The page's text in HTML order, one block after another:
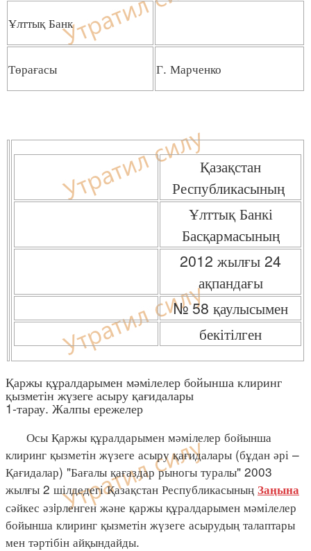
Ұлттық Банк
Төрағасы Г. Марченко
Қазақстан
Республикасының
Ұлттық Банкі
Басқармасының
2012 жылғы 24
ақпандағы
№ 58 қаулысымен
бекітілген
Қаржы құралдарымен мәмілелер бойынша клиринг
қызметін жүзеге асыру қағидалары
1-тарау. Жалпы ережелер
Осы Қаржы құралдарымен мәмілелер бойынша
клиринг қызметін жүзеге асыру қағидалары (бұдан әрі –
Қағидалар) "Бағалы қағаздар рыногы туралы" 2003
жылғы 2 шілдедегі Қазақстан Республикасының Заңына
сәйкес әзiрленген және қаржы құралдарымен мәмілелер
бойынша клиринг қызметін жүзеге асырудың талаптары
мен тәртібін айқындайды.